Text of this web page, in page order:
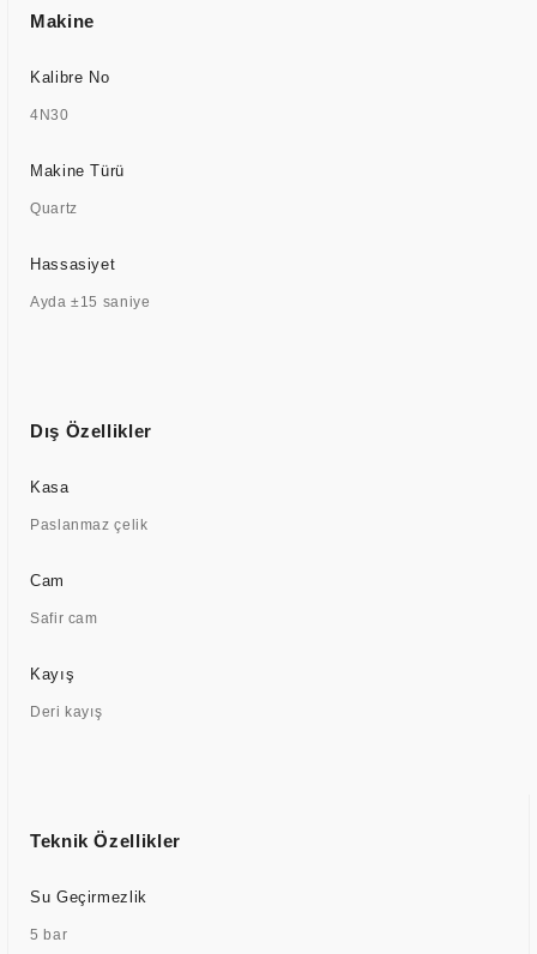
Makine
Kalibre No
4N30
Makine Türü
Quartz
Hassasiyet
Ayda ±15 saniye
Dış Özellikler
Kasa
Paslanmaz çelik
Cam
Safir cam
Kayış
Deri kayış
Teknik Özellikler
Su Geçirmezlik
5 bar